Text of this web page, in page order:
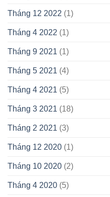
Tháng 12 2022 (1)
Tháng 4 2022 (1)
Tháng 9 2021 (1)
Tháng 5 2021 (4)
Tháng 4 2021 (5)
Tháng 3 2021 (18)
Tháng 2 2021 (3)
Tháng 12 2020 (1)
Tháng 10 2020 (2)
Tháng 4 2020 (5)